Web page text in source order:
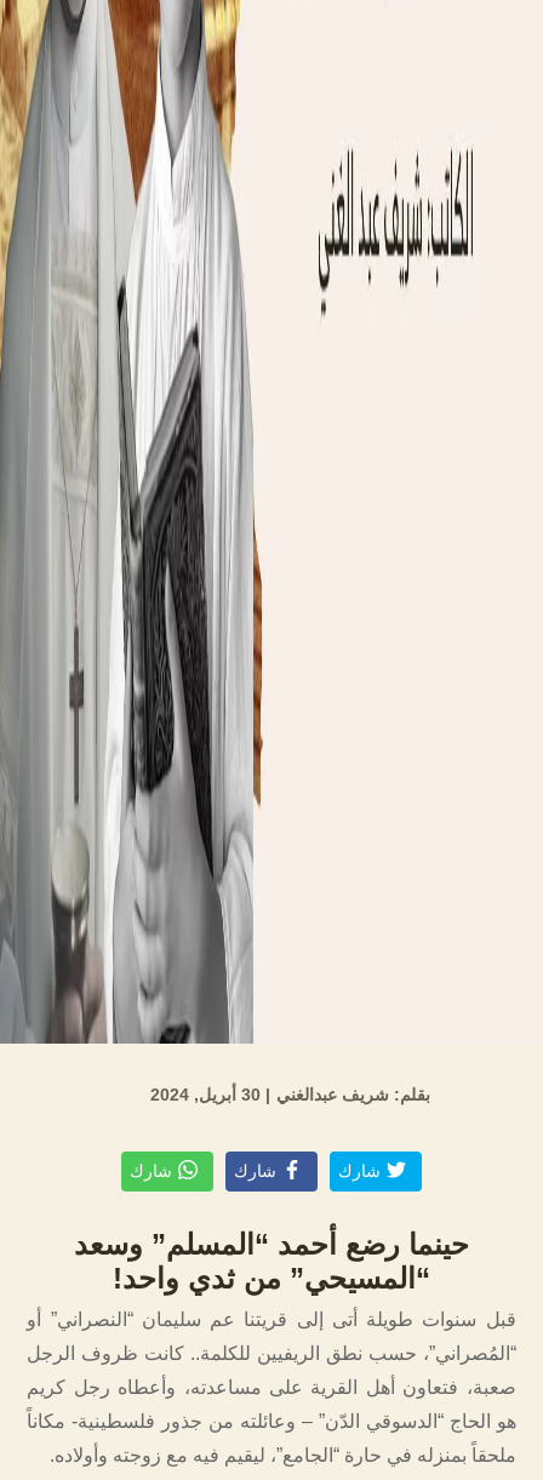
بقلم: شريف عبدالغني | 30 أبريل, 2024
شارك شارك شارك
حينما رضع أحمد “المسلم” وسعد
“المسيحي” من ثدي واحد!
قبل سنوات طويلة أتى إلى قريتنا عم سليمان “النصراني” أو
“المُصراني”، حسب نطق الريفيين للكلمة.. كانت ظروف الرجل
صعبة، فتعاون أهل القرية على مساعدته، وأعطاه رجل كريم
هو الحاج “الدسوقي الدّن” – وعائلته من جذور فلسطينية- مكاناً
ملحقاً بمنزله في حارة “الجامع”، ليقيم فيه مع زوجته وأولاده.